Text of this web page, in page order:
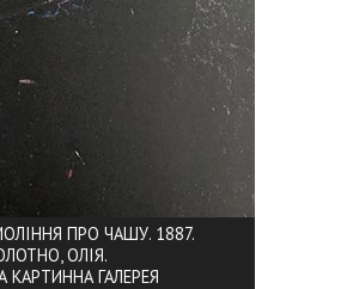
ПРО ЧАШУ. 1887.
ОЛІЯ.
КАРТИННА ГАЛЕРЕЯ